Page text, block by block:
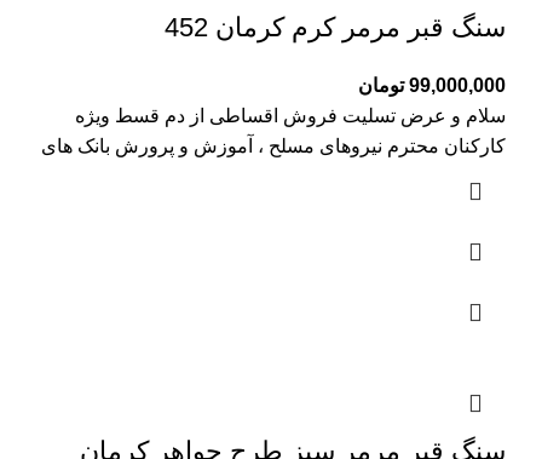
سنگ قبر مرمر کرم کرمان 452
99,000,000 تومان
سلام و عرض تسلیت فروش اقساطی از دم قسط ویژه
کارکنان محترم نیروهای مسلح ، آموزش و پرورش بانک های
سنگ قبر مرمر سبز طرح جواهر کرمان